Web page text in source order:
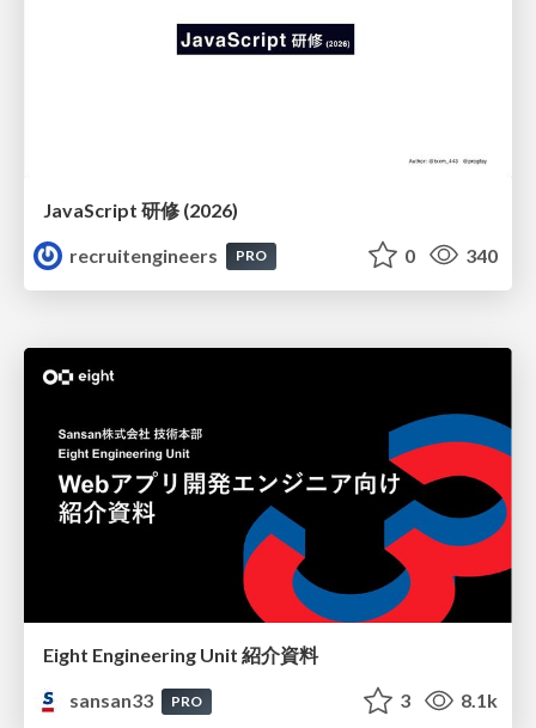
JavaScript 研修 (2026)
recruitengineers
PRO 0 340
Eight Engineering Unit 紹介資料
sansan33
PRO 3 8.1k